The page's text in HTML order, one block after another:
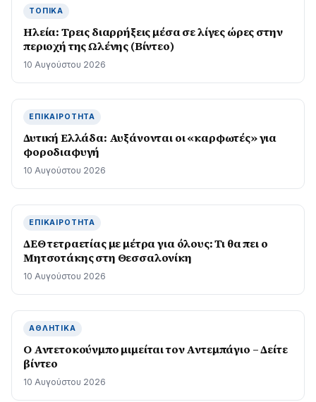
ΤΟΠΙΚΆ
Ηλεία: Τρεις διαρρήξεις μέσα σε λίγες ώρες στην
περιοχή της Ωλένης (Βίντεο)
10 Αυγούστου 2026
ΕΠΙΚΑΙΡΌΤΗΤΑ
Δυτική Ελλάδα: Αυξάνονται οι «καρφωτές» για
φοροδιαφυγή
10 Αυγούστου 2026
ΕΠΙΚΑΙΡΌΤΗΤΑ
ΔΕΘ τετραετίας με μέτρα για όλους: Τι θα πει ο
Μητσοτάκης στη Θεσσαλονίκη
10 Αυγούστου 2026
ΑΘΛΗΤΙΚΆ
Ο Αντετοκούνμπο μιμείται τον Αντεμπάγιο – Δείτε
βίντεο
10 Αυγούστου 2026